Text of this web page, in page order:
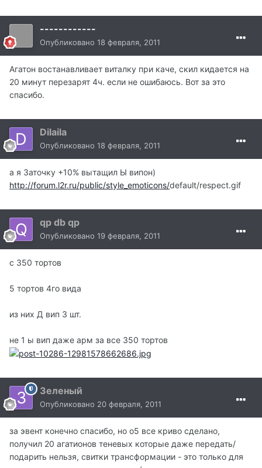
------------
Опубликовано 18 февраля, 2011
Агатон востанавливает виталку при каче, скил кидается на
20 минут перезарят 4ч. если не ошибаюсь. Вот за это
спасибо.
Dilaila
Опубликовано 18 февраля, 2011
а я Заточку +10% вытащил Ы випон)
http://forum.l2r.ru/public/style_emoticons/default/respect.gif
qp db qp
Опубликовано 19 февраля, 2011
с 350 тортов
5 тортов 4го вида
из них Д вип 3 шт.
не 1 ы вип даже арм за все 350 тортов
Зеленый
Опубликовано 20 февраля, 2011
за эвент конечно спасибо, но о5 все криво сделано,
получил 20 агатионов теневых которые даже передать/
подарить нельзя, свитки трансформации - это только для